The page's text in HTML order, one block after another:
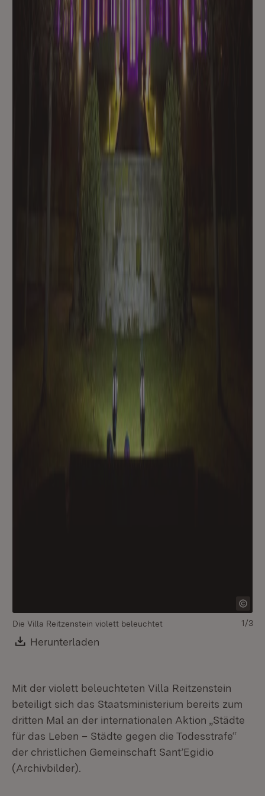
Die Villa Reitzenstein violett beleuchtet
Download:
Herunterladen
1/3
Mit der violett beleuchteten Villa Reitzenstein
beteiligt sich das Staatsministerium bereits zum
dritten Mal an der internationalen Aktion „Städte
für das Leben – Städte gegen die Todesstrafe“
der christlichen Gemeinschaft Sant’Egidio
(Archivbilder).